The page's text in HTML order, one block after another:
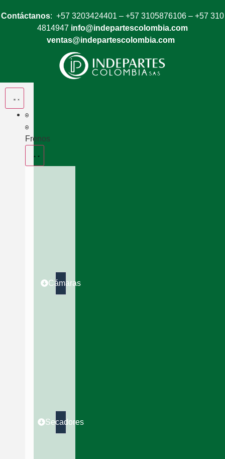
Contáctanos: +57 3203424401 – +57 3105876106 – +57 310
4814947 info@indepartescolombia.com
ventas@indepartescolombia.com
Frenos
Cámaras
Secadores